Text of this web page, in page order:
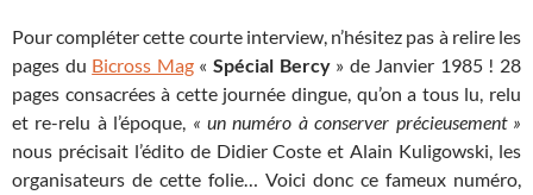
Pour compléter cette courte interview, n’hésitez pas à relire les
pages du Bicross Mag« Spécial Bercy» de Janvier 1985 ! 28
pages consacrées à cette journée dingue, qu’on a tous lu, relu
et re-relu à l’époque, « un numéro à conserver précieusement »
nous précisait l’édito de Didier Coste et Alain Kuligowski, les
organisateurs de cette folie… Voici donc ce fameux numéro,